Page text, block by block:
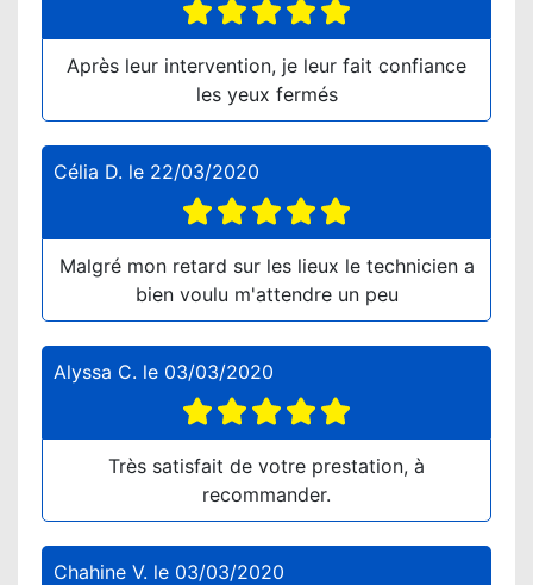
Après leur intervention, je leur fait confiance
les yeux fermés
Célia D. le 22/03/2020
Malgré mon retard sur les lieux le technicien a
bien voulu m'attendre un peu
Alyssa C. le 03/03/2020
Très satisfait de votre prestation, à
recommander.
Chahine V. le 03/03/2020